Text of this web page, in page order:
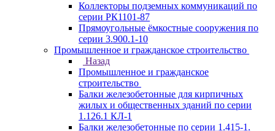
Коллекторы подземных коммуникаций по
серии РК1101-87
Прямоугольные ёмкостные сооружения по
серии 3.900.1-10
Промышленное и гражданское строительство
Назад
Промышленное и гражданское
строительство
Балки железобетонные для кирпичных
жилых и общественных зданий по серии
1.126.1 КЛ-1
Балки железобетонные по серии 1.415-1.